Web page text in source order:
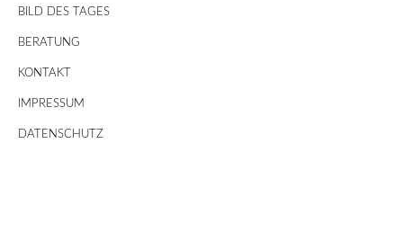
BILD DES TAGES
BERATUNG
KONTAKT
IMPRESSUM
DATENSCHUTZ